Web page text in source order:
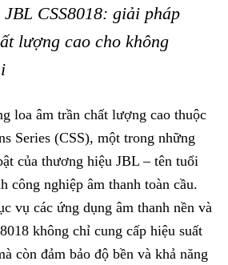
CSS8018: giải pháp
lượng cao cho không
loa âm trần chất lượng cao thuộc
Series (CSS), một trong những
của thương hiệu JBL – tên tuổi
công nghiệp âm thanh toàn cầu.
vụ các ứng dụng âm thanh nền và
không chỉ cung cấp hiệu suất
còn đảm bảo độ bền và khả năng